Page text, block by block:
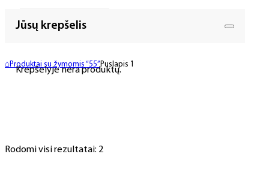
Jūsų krepšelis
Krepšelyje nėra produktų.
⌂ Produktai su žymomis “55”Puslapis 1
Rodomi visi rezultatai: 2